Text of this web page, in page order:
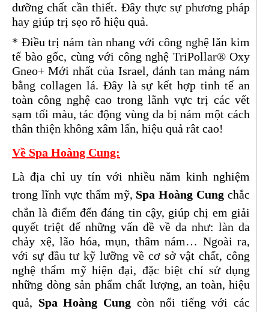
dưỡng chất cần thiết. Đây thực sự phương pháp
hay giúp trị sẹo rỗ hiệu quả.
* Điều trị nám tàn nhang với công nghệ lăn kim
tế bào gốc, cùng với công nghệ TriPollar® Oxy
Gneo+ Mới nhất của Israel, đánh tan mảng nám
bằng collagen lá. Đây là sự kết hợp tinh tế an
toàn công nghệ cao trong lãnh vực trị các vết
sạm tối màu, tác động vùng da bị nám một cách
thân thiện không xâm lấn, hiệu quả rât cao!
Về Spa Hoàng Cung:
Là địa chỉ uy tín với nhiều năm kinh nghiệm
trong lĩnh vực thẩm mỹ, Spa Hoàng Cung chắc
chắn là điểm đến đáng tin cậy, giúp chị em giải
quyết triệt để những vấn đề về da như: làn da
chảy xệ, lão hóa, mụn, thâm nám… Ngoài ra,
với sự đầu tư kỹ lưỡng về cơ sở vật chất, công
nghệ thẩm mỹ hiện đại, đặc biệt chỉ sử dụng
những dòng sản phẩm chất lượng, an toàn, hiệu
quả, Spa Hoàng Cungcòn nổi tiếng với các